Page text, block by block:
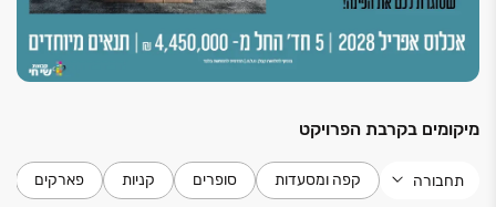
מיקומים בקרבת הפרויקט
תחבורה קפה ומסעדות סופרים קניות פארקים